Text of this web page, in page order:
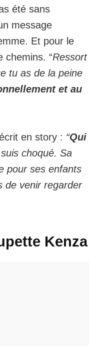
été sans
message
Et pour le
chemins. “Ressort
tu as de la peine
et au
en story : “Qui
suis choqué. Sa
pour ses enfants
de venir regarder
Kenza